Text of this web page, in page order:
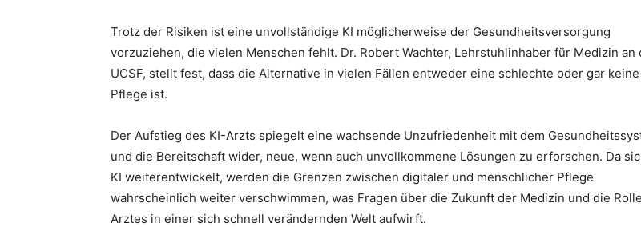
Trotz der Risiken ist eine unvollständige KI möglicherweise der Gesundheitsversorgung
vorzuziehen, die vielen Menschen fehlt. Dr. Robert Wachter, Lehrstuhlinhaber für Medizin an
UCSF, stellt fest, dass die Alternative in vielen Fällen entweder eine schlechte oder gar keine
Pflege ist.
Der Aufstieg des KI-Arzts spiegelt eine wachsende Unzufriedenheit mit dem
und die Bereitschaft wider, neue, wenn auch unvollkommene Lösungen zu erforschen. Da
KI weiterentwickelt, werden die Grenzen zwischen digitaler und menschlicher Pflege
wahrscheinlich weiter verschwimmen, was Fragen über die Zukunft der Medizin und die
Arztes in einer sich schnell verändernden Welt aufwirft.